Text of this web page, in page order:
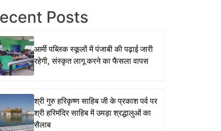
Posts
आर्मी पब्लिक स्कूलों में पंजाबी की पढ़ाई जारी
रहेगी, संस्कृत लागू करने का फैसला वापस
श्री गुरु हरिकृष्ण साहिब जी के प्रकाश पर्व पर
श्री हरिमंदिर साहिब में उमड़ा श्रद्धालुओं का
सैलाब